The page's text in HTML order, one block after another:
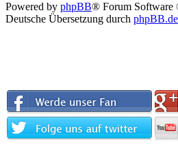
Powered by phpBB® Forum
Deutsche Übersetzung durch phpBB.de